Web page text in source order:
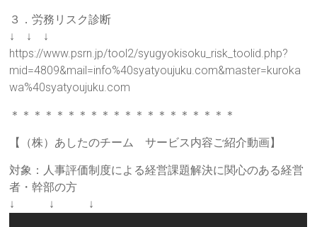
３．労務リスク診断
↓ ↓ ↓
https://www.psrn.jp/tool2/syugyokisoku_risk_toolid.php?
mid=4809&mail=info%40syatyoujuku.com&master=kuroka
wa%40syatyoujuku.com
＊＊＊＊＊＊＊＊＊＊＊＊＊＊＊＊＊＊＊＊
【（株）あしたのチーム サービス内容ご紹介動画】
対象：人事評価制度による経営課題解決に関心のある経営
者・幹部の方
↓ ↓ ↓